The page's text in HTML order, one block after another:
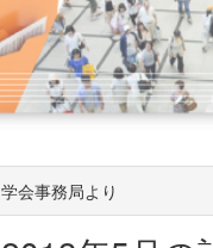
学会事務局より